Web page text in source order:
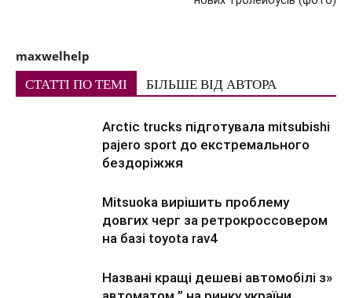
maxwelhelp
СТАТТІ ПО ТЕМІ БІЛЬШЕ ВІД АВТОРА
Arctic trucks підготувала mitsubishi
pajero sport до екстремального
бездоріжжя
Mitsuoka вирішить проблему
довгих черг за ретрокроссовером
на базі toyota rav4
Названі кращі дешеві автомобілі з»